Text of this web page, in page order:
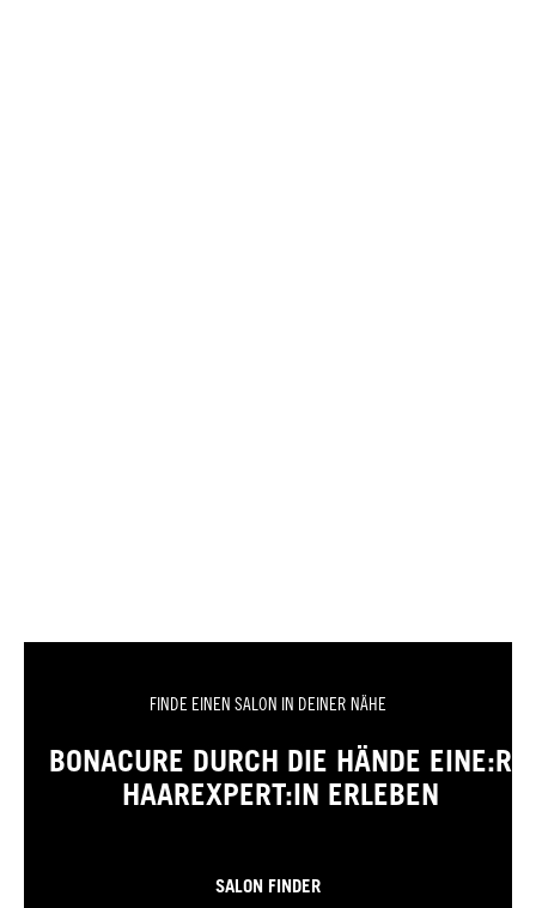
FINDE EINEN SALON IN DEINER NÄHE
BONACURE DURCH DIE HÄNDE EINE:R
HAAREXPERT:IN ERLEBEN
SALON FINDER